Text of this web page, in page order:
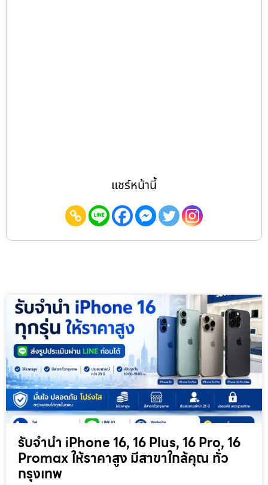
แชร์หน้านี้
รับจำนำ iPhone 16, 16 Plus, 16 Pro, 16
Promax ให้ราคาสูง มีสาขาใกล้คุณ ทั่ว
กรุงเทพ